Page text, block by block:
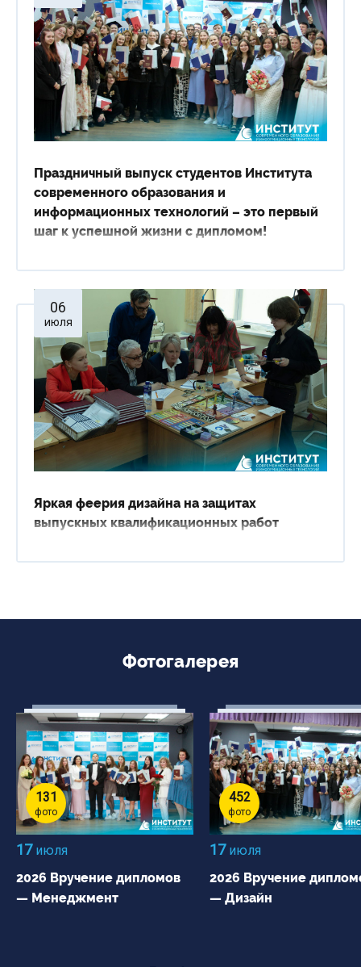
Праздничный выпуск студентов Института
современного образования и
информационных технологий – это первый
шаг к успешной жизни с дипломом!
06
июля
Яркая феерия дизайна на защитах
выпускных квалификационных работ
Фотогалерея
131
фото
17июля
2026 Вручение дипломов
— Менеджмент
452
фото
17июля
2026 Вручение
— Дизайн